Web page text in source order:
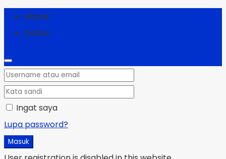
Masuk
Daftar
Ingat saya
Lupa password?
Masuk